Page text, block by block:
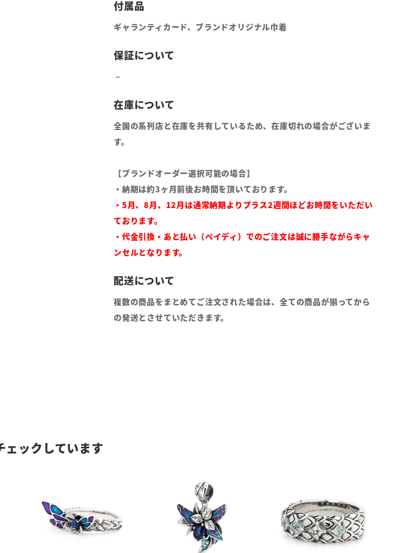
ギャランティカード、ブランドオリジナル巾着
全国の系列店と在庫を共有しているため、在庫切れの場合がございま
す。
【ブランドオーダー選択可能の場合】
・納期は約3ヶ月前後お時間を頂いております。
・5月、8月、12月は通常納期よりプラス2週間ほどお時間をいただい
ております。
・代金引換・あと払い（ペイディ）でのご注文は誠に勝手ながらキャ
ンセルとなります。
複数の商品をまとめてご注文された場合は、全ての商品が揃ってから
の発送とさせていただきます。
ェックしています